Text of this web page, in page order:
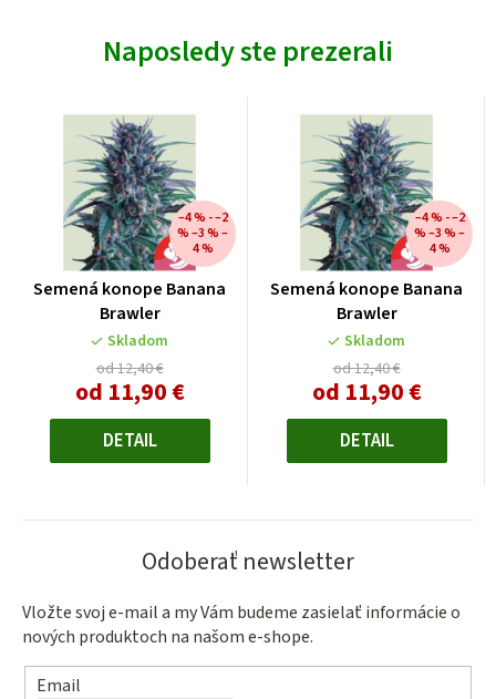
Naposledy ste prezerali
Semená konope Banana
Brawler
Skladom
od 12,40 €
–4 % - –2
% –3 % –
4 %
od 11,90 €Jednotková
DETAIL
Semená konope Banana
Brawler
Skladom
od 12,40 €
–4 % - –2
% –3 % –
4 %
od 11,90 €Jednotková
DETAIL
Odoberať newsletter
Vložte svoj e-mail a my Vám budeme zasielať informácie o
nových produktoch na našom e-shope.
Email